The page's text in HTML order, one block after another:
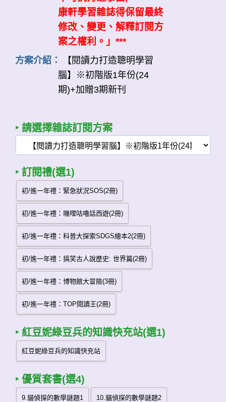
康軒學習雜誌得保留最終
修改、變更、解釋訂閱方
案之權利。」***
方案介紹：
【閱讀力打造聰明學習
腦】※初階版1年份(24
期)+加贈3期新刊
‣ 請選擇雜誌訂閱方案
‣ 訂閱禮(選1)
‣ 紅豆妮綠豆兵的知識快充站(選1)
‣ 優質套書(選4)